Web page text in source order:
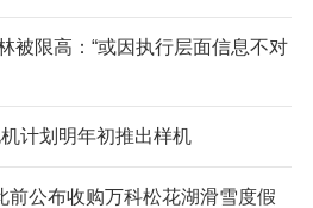
被限高：“或因执行层面信息不对
计划明年初推出样机
前公布收购万科松花湖滑雪度假